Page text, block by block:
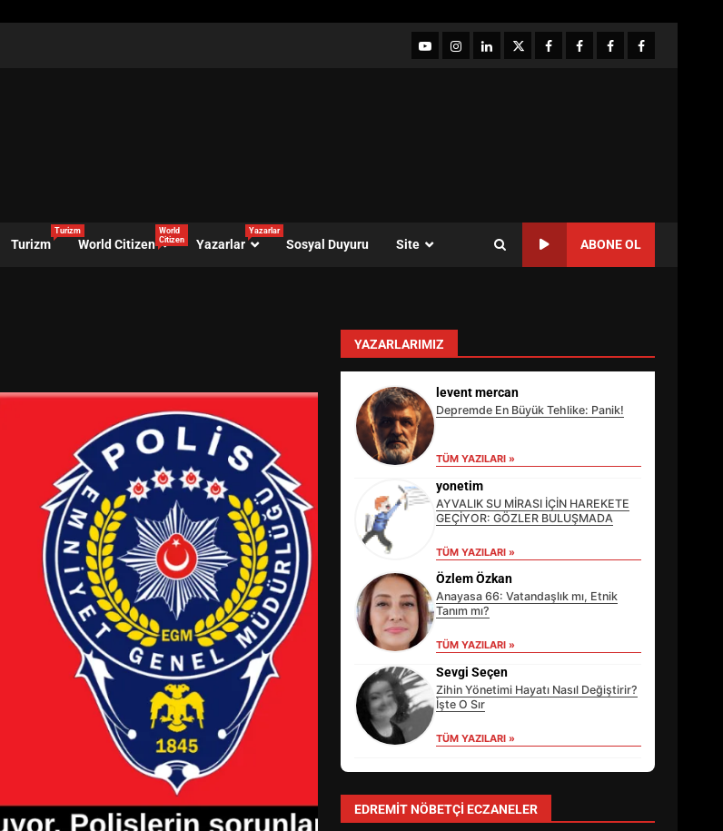
YouTubeInstagram
LinkedIntwitterfacebook-Facebook-
Facebook-Facebook-
Turizm
Turizm
World Citizen
World
Citizen
Yazarlar
Yazarlar
Sosyal Duyuru Site ABONE OL
YAZARLARIMIZ
levent mercan
Depremde En Büyük Tehlike: Panik!
TÜM YAZILARI »
yonetim
AYVALIK SU MİRASI İÇİN HAREKETE
GEÇİYOR: GÖZLER BULUŞMADA
TÜM YAZILARI »
Özlem Özkan
Anayasa 66: Vatandaşlık mı, Etnik
Tanım mı?
TÜM YAZILARI »
Sevgi Seçen
Zihin Yönetimi Hayatı Nasıl Değiştirir?
İşte O Sır
TÜM YAZILARI »
EDREMIT NÖBETÇI ECZANELER
3
EİB’DE KRİTİK ATAMA:
SÜRDÜRÜLEBİLİRLİKTE NE
DEĞİŞECEK?
4
EDREMİT’İN GURURU TÜRKİYE
FİNALİNDE NE BAŞARDI?